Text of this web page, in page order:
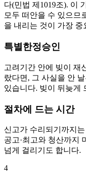
다(민법 제1019조). 이
모두 떠안을 수 있으므
을 내리는 것이 가장 중
특별한정승인
고려기간 안에 빚이 재
랐다면, 그 사실을 안
있습니다. 빚이 뒤늦게
절차에 드는 시간
신고가 수리되기까지
공고·최고와 청산까지
넘게 걸리기도 합니다.
4